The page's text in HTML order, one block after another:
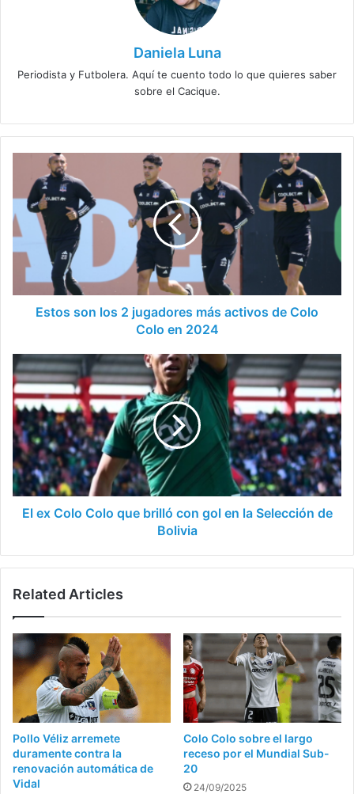
Daniela Luna
Periodista y Futbolera. Aquí te cuento todo lo que quieres saber
sobre el Cacique.
jugadores
activos
Colo
Estos son los 2 jugadores más activos de Colo
Colo en 2024
El
ex
Colo
Colo
que
brilló
con
gol
en
El ex Colo Colo que brilló con gol en la Selección de
Bolivia
Related Articles
Pollo Véliz arremete
duramente contra la
renovación automática de
Vidal
Colo Colo sobre el largo
receso por el Mundial Sub-
20
24/09/2025